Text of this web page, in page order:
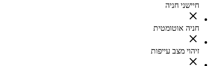
חיישני חניה
חניה אוטומטית
זיהוי מצב עייפות